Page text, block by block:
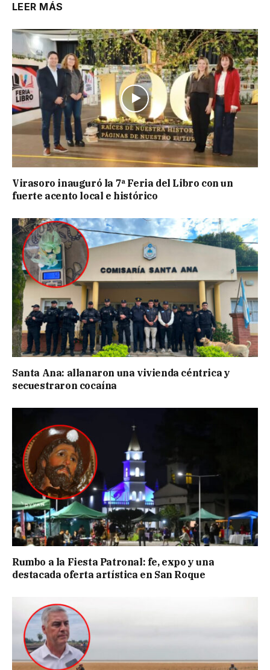
LEER MÁS
Virasoro inauguró la 7ª Feria del Libro con un
fuerte acento local e histórico
Santa Ana: allanaron una vivienda céntrica y
secuestraron cocaína
Rumbo a la Fiesta Patronal: fe, expo y una
destacada oferta artística en San Roque